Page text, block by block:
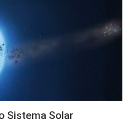
Sistema Solar